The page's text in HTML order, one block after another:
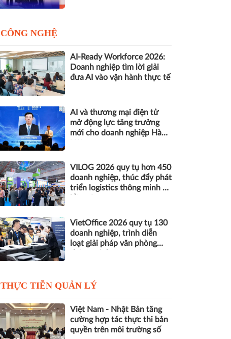
CÔNG NGHỆ
AI-Ready Workforce 2026:
Doanh nghiệp tìm lời giải
đưa AI vào vận hành thực tế
AI và thương mại điện tử
mở động lực tăng trưởng
mới cho doanh nghiệp Hà
VILOG 2026 quy tụ hơn 450
doanh nghiệp, thúc đẩy phát
triển logistics thông minh và
VietOffice 2026 quy tụ 130
doanh nghiệp, trình diễn
loạt giải pháp văn phòng
THỰC TIỄN QUẢN LÝ
Việt Nam - Nhật Bản tăng
cường hợp tác thực thi bản
quyền trên môi trường số